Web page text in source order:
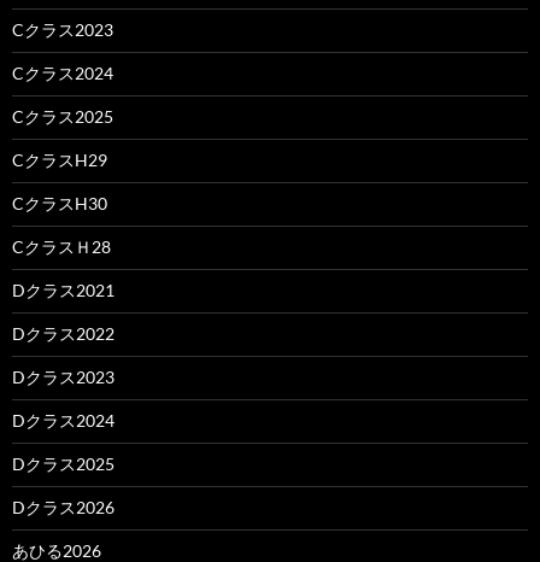
Cクラス2023
Cクラス2024
Cクラス2025
CクラスH29
CクラスH30
CクラスＨ28
Dクラス2021
Dクラス2022
Dクラス2023
Dクラス2024
Dクラス2025
Dクラス2026
あひる2026